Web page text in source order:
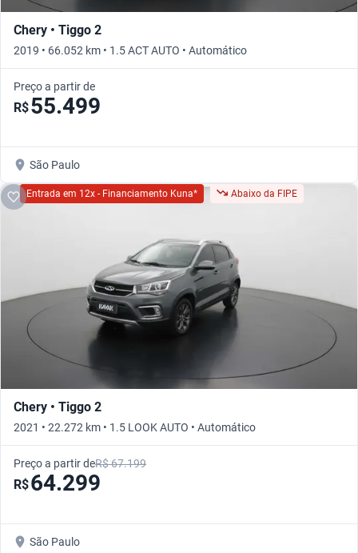
Chery • Tiggo 2
2019 • 66.052 km • 1.5 ACT AUTO • Automático
Preço a partir de
R$55.499
São Paulo
Entrada em 12x - Financiamento Kuna* Abaixo da FIPE
Chery • Tiggo 2
2021 • 22.272 km • 1.5 LOOK AUTO • Automático
Preço a partir deR$ 67.199
R$64.299
São Paulo